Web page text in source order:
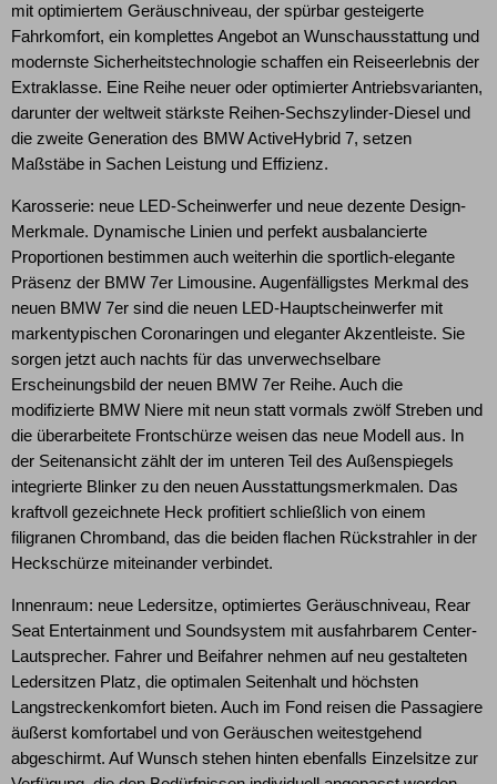
mit optimiertem Geräuschniveau, der spürbar gesteigerte
Fahrkomfort, ein komplettes Angebot an Wunschausstattung und
modernste Sicherheitstechnologie schaffen ein Reiseerlebnis der
Extraklasse. Eine Reihe neuer oder optimierter Antriebsvarianten,
darunter der weltweit stärkste Reihen-Sechszylinder-Diesel und
die zweite Generation des BMW ActiveHybrid 7, setzen
Maßstäbe in Sachen Leistung und Effizienz.
Karosserie: neue LED-Scheinwerfer und neue dezente Design-
Merkmale. Dynamische Linien und perfekt ausbalancierte
Proportionen bestimmen auch weiterhin die sportlich-elegante
Präsenz der BMW 7er Limousine. Augenfälligstes Merkmal des
neuen BMW 7er sind die neuen LED-Hauptscheinwerfer mit
markentypischen Coronaringen und eleganter Akzentleiste. Sie
sorgen jetzt auch nachts für das unverwechselbare
Erscheinungsbild der neuen BMW 7er Reihe. Auch die
modifizierte BMW Niere mit neun statt vormals zwölf Streben und
die überarbeitete Frontschürze weisen das neue Modell aus. In
der Seitenansicht zählt der im unteren Teil des Außenspiegels
integrierte Blinker zu den neuen Ausstattungsmerkmalen. Das
kraftvoll gezeichnete Heck profitiert schließlich von einem
filigranen Chromband, das die beiden flachen Rückstrahler in der
Heckschürze miteinander verbindet.
Innenraum: neue Ledersitze, optimiertes Geräuschniveau, Rear
Seat Entertainment und Soundsystem mit ausfahrbarem Center-
Lautsprecher. Fahrer und Beifahrer nehmen auf neu gestalteten
Ledersitzen Platz, die optimalen Seitenhalt und höchsten
Langstreckenkomfort bieten. Auch im Fond reisen die Passagiere
äußerst komfortabel und von Geräuschen weitestgehend
abgeschirmt. Auf Wunsch stehen hinten ebenfalls Einzelsitze zur